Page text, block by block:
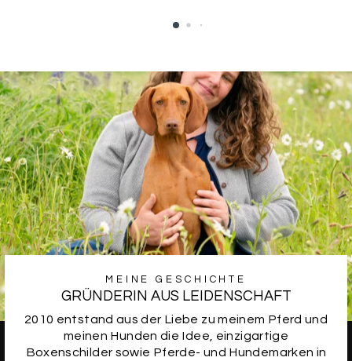
MEINE GESCHICHTE
GRÜNDERIN AUS LEIDENSCHAFT
2010 entstand aus der Liebe zu meinem Pferd und
meinen Hunden die Idee, einzigartige
Boxenschilder sowie Pferde- und Hundemarken in